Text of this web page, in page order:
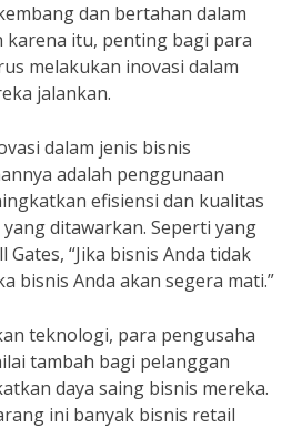
dan bertahan dalam
karena itu, penting bagi para
melakukan inovasi dalam
jalankan.
dalam jenis bisnis
adalah penggunaan
efisiensi dan kualitas
ditawarkan. Seperti yang
“Jika bisnis Anda tidak
bisnis Anda akan segera mati.”
teknologi, para pengusaha
tambah bagi pelanggan
daya saing bisnis mereka.
ini banyak bisnis retail